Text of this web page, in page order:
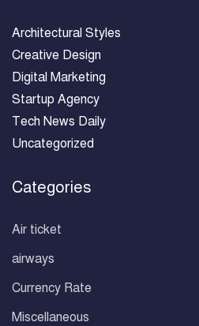
Architectural Styles
Creative Design
Digital Marketing
Startup Agency
Tech News Daily
Uncategorized
Categories
Air ticket
airways
Currency Rate
Miscellaneous